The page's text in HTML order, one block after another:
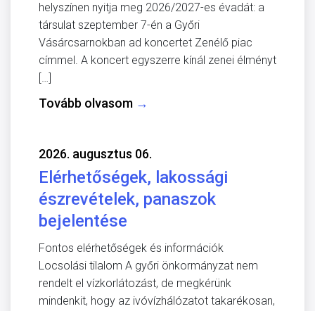
helyszínen nyitja meg 2026/2027-es évadát: a
társulat szeptember 7-én a Győri
Vásárcsarnokban ad koncertet Zenélő piac
címmel. A koncert egyszerre kínál zenei élményt
[…]
Tovább olvasom →
2026. augusztus 06.
Elérhetőségek, lakossági
észrevételek, panaszok
bejelentése
Fontos elérhetőségek és információk
Locsolási tilalom A győri önkormányzat nem
rendelt el vízkorlátozást, de megkérünk
mindenkit, hogy az ivóvízhálózatot takarékosan,